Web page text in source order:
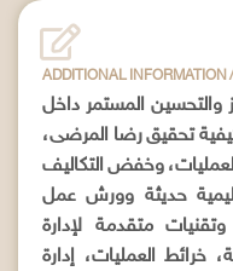
والتحسين المستمر داخل
تحقيق رضا المرضى،
وخفض التكاليف
حديثة وورش عمل
متقدمة لإدارة
خرائط العمليات، إدارة